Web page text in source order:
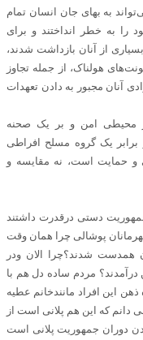
به بهای جان انسان تمام
را به خطر انداختند و برای
از آنان بازداشت شدند،
هولناک، از جمله تجاوز
آنان مجبور به دادن تعهدات
محیطی امن و بر یک صحنه
برابر یک گروه مسلح افراطی
و حمایت است، نه مقایسه و
دستی درقدرت داشتند
پوشالی چرا همان وقت
همدست شدند؟چرا الان ودر
مردم ساده دل هم با
این افراد مانندخانم عطیه
که این هم پلانی است از
دوران جمهوریت پلانی است